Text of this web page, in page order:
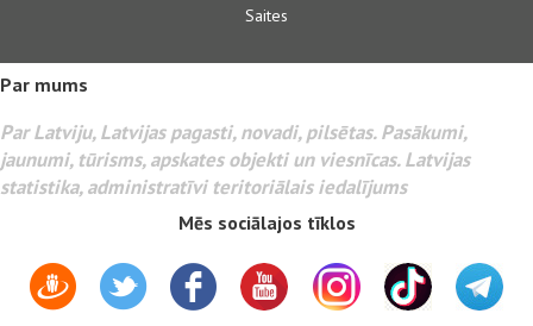
Saites
Par mums
Par Latviju, Latvijas pagasti, novadi, pilsētas. Pasākumi,
jaunumi, tūrisms, apskates objekti un viesnīcas. Latvijas
statistika, administratīvi teritoriālais iedalījums
Mēs sociālajos tīklos